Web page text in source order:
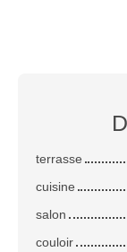
terrasse
cuisine
salon
couloir